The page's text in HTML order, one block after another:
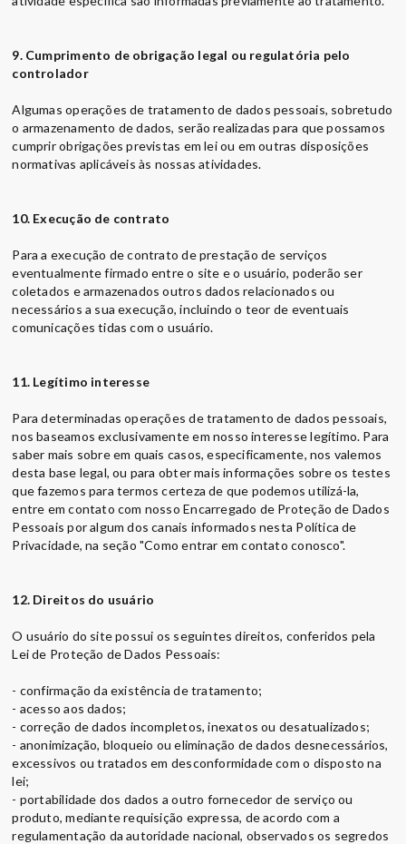
9. Cumprimento de obrigação legal ou regulatória pelo
controlador
Algumas operações de tratamento de dados pessoais, sobretudo
o armazenamento de dados, serão realizadas para que possamos
cumprir obrigações previstas em lei ou em outras disposições
normativas aplicáveis às nossas atividades.
10. Execução de contrato
Para a execução de contrato de prestação de serviços
eventualmente firmado entre o site e o usuário, poderão ser
coletados e armazenados outros dados relacionados ou
necessários a sua execução, incluindo o teor de eventuais
comunicações tidas com o usuário.
11. Legítimo interesse
Para determinadas operações de tratamento de dados pessoais,
nos baseamos exclusivamente em nosso interesse legítimo. Para
saber mais sobre em quais casos, especificamente, nos valemos
desta base legal, ou para obter mais informações sobre os testes
que fazemos para termos certeza de que podemos utilizá-la,
entre em contato com nosso Encarregado de Proteção de Dados
Pessoais por algum dos canais informados nesta Política de
Privacidade, na seção "Como entrar em contato conosco".
12. Direitos do usuário
O usuário do site possui os seguintes direitos, conferidos pela
Lei de Proteção de Dados Pessoais:
- confirmação da existência de tratamento;
- acesso aos dados;
- correção de dados incompletos, inexatos ou desatualizados;
- anonimização, bloqueio ou eliminação de dados desnecessários,
excessivos ou tratados em desconformidade com o disposto na
lei;
- portabilidade dos dados a outro fornecedor de serviço ou
produto, mediante requisição expressa, de acordo com a
regulamentação da autoridade nacional, observados os segredos